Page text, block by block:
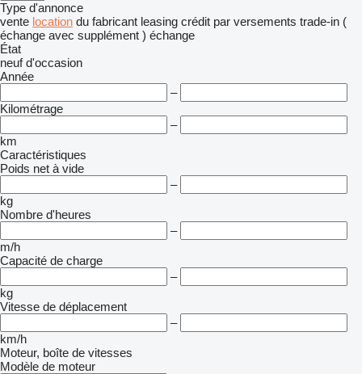
Type d'annonce
vente location du fabricant leasing crédit par versements trade-in (
échange avec supplément ) échange
État
neuf d'occasion
Année
–
Kilométrage
–
km
Caractéristiques
Poids net à vide
–
kg
Nombre d'heures
–
m/h
Capacité de charge
–
kg
Vitesse de déplacement
–
km/h
Moteur, boîte de vitesses
Modèle de moteur